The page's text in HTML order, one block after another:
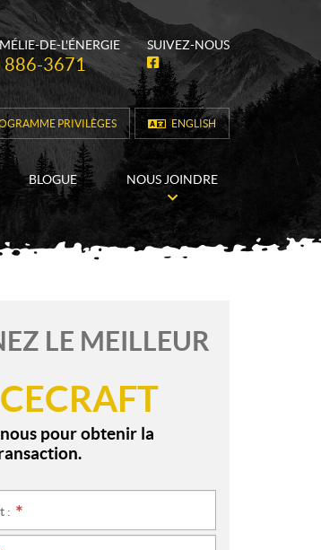
DE-L'ÉNERGIE
:
886-3671
SUIVEZ-NOUS
F
a
c
e
b
o
o
PRIVILÈGES ENGLISH
BLOGUE NOUS JOINDRE
LE MEILLEUR
pour obtenir la
: